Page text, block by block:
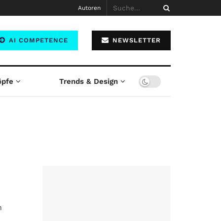
Autoren
AI COMPETENCE NEWSLETTER
Trends & Design